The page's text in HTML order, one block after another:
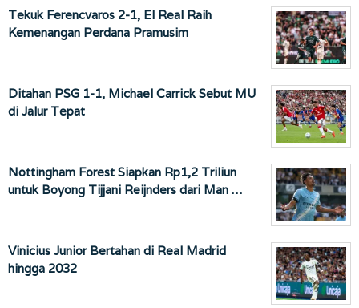
Tekuk Ferencvaros 2-1, El Real Raih
Kemenangan Perdana Pramusim
Ditahan PSG 1-1, Michael Carrick Sebut MU
di Jalur Tepat
Nottingham Forest Siapkan Rp1,2 Triliun
untuk Boyong Tijjani Reijnders dari Man …
Vinicius Junior Bertahan di Real Madrid
hingga 2032